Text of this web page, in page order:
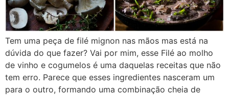
Tem uma peça de filé mignon nas mãos mas está na
dúvida do que fazer? Vai por mim, esse Filé ao molho
de vinho e cogumelos é uma daquelas receitas que não
tem erro. Parece que esses ingredientes nasceram um
para o outro, formando uma combinação cheia de